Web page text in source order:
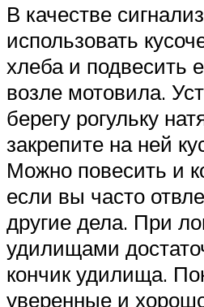
В качестве
использовать
хлеба и подвесить
возле мотовила.
берегу рогульку
закрепите на ней
Можно повесить и
если вы часто
другие дела. При
удилищами
кончик удилища.
уверенные и